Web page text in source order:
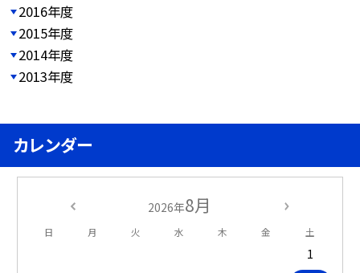
2016年度
2015年度
2014年度
2013年度
カレンダー
2026年8月
日 月 火 水 木 金 土
1